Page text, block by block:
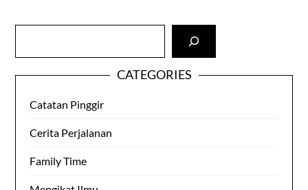
CATEGORIES
Catatan Pinggir
Cerita Perjalanan
Family Time